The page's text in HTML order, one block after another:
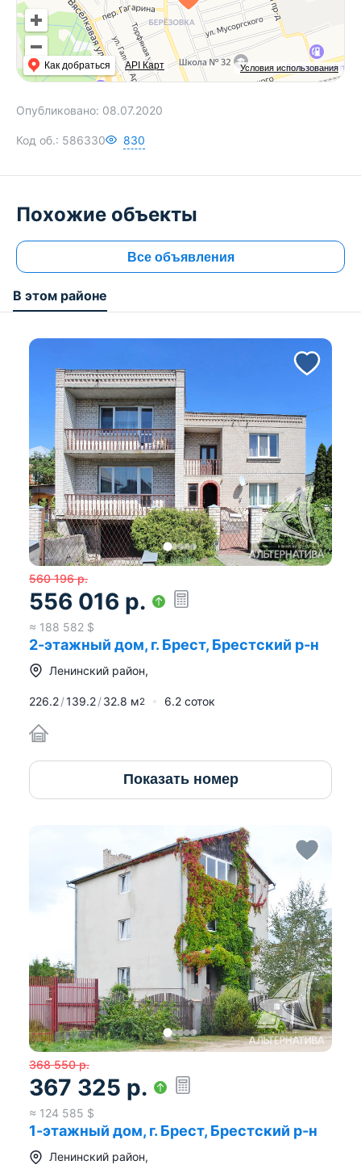
Условия использования
Как добраться API Карт
Опубликовано: 08.07.2020
Код об.: 586330 830
Похожие объекты
Все объявления
В этом районе
560 196 р.
556 016 р.
≈ 188 582 $
2-этажный дом, г. Брест, Брестский р-н
Ленинский район,
226.2 139.2 32.8 м2 6.2 соток
Показать номер
368 550 р.
367 325 р.
≈ 124 585 $
1-этажный дом, г. Брест, Брестский р-н
Ленинский район,